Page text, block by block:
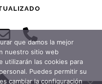
que damos la mejor
nuestro sitio web
utilizarán las cookies para
Puedes permitir su
cambiar la configuración